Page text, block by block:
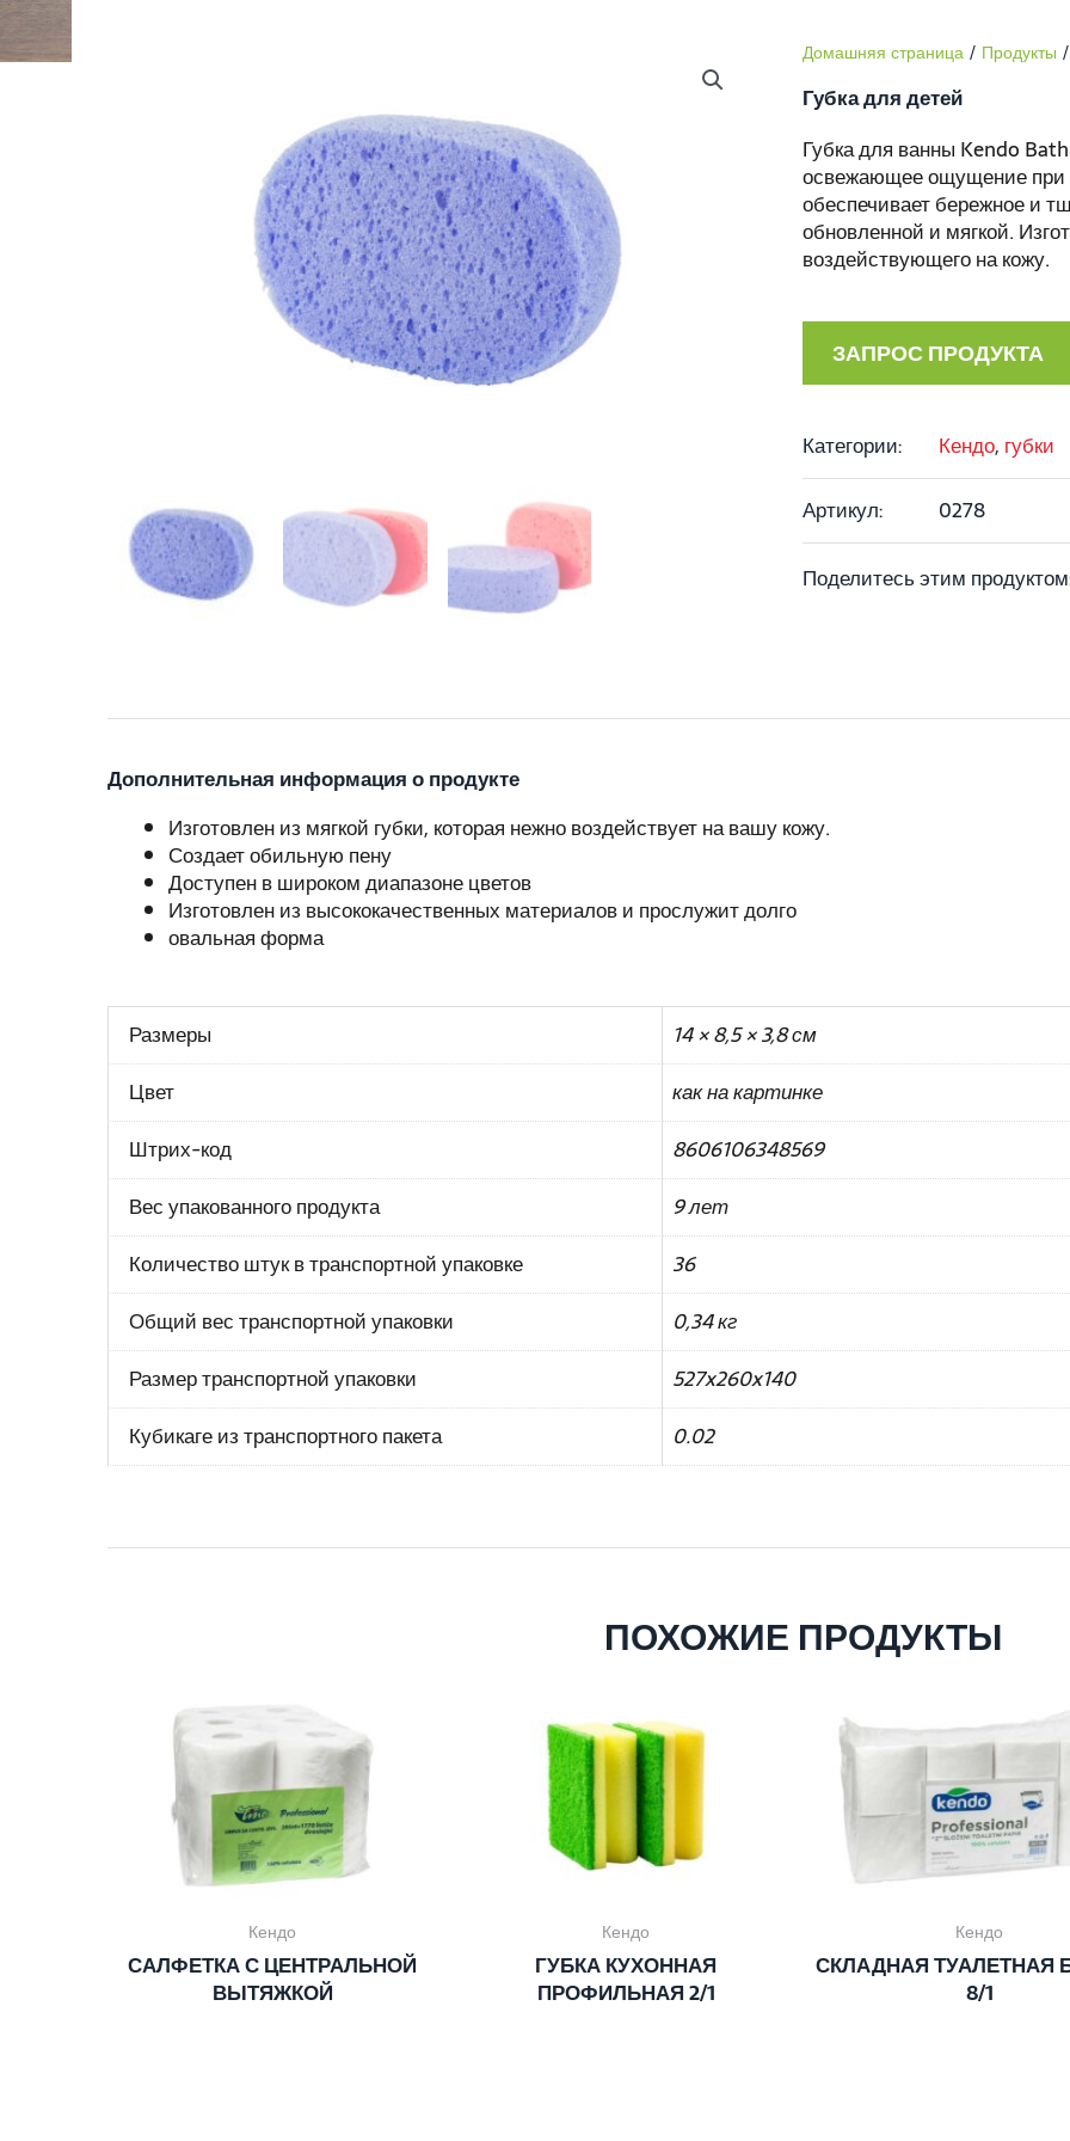
Домашняя страница / Продукты /
Губка для детей
Губка для ванны Kendo
освежающее ощущение при
обеспечивает бережное и
обновленной и мягкой.
воздействующего на кожу.
ЗАПРОС ПРОДУКТА
Категории: Кендо, губки
Артикул:
0278
Поделитесь этим
Дополнительная информация о продукте
Изготовлен из мягкой губки, которая нежно воздействует на вашу кожу.
Создает обильную пену
Доступен в широком диапазоне цветов
Изготовлен из высококачественных материалов и прослужит долго
овальная форма
Размеры
14 × 8,5 × 3,8 см
Цвет
как на картинке
Штрих-код
8606106348569
Вес упакованного продукта
9 лет
Количество штук в транспортной упаковке
36
Общий вес транспортной упаковки
0,34 кг
Размер транспортной упаковки
527x260x140
Кубикаге из транспортного пакета
0.02
ПОХОЖИЕ ПРОДУКТЫ
Кендо
САЛФЕТКА С ЦЕНТРАЛЬНОЙ
ВЫТЯЖКОЙ
Кендо
ГУБКА КУХОННАЯ
ПРОФИЛЬНАЯ 2/1
Кендо
СКЛАДНАЯ ТУАЛЕТНАЯ
8/1